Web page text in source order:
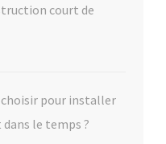
court de
pour installer
le temps ?